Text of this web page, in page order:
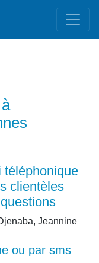
clientèles
Jeannine
ou par sms